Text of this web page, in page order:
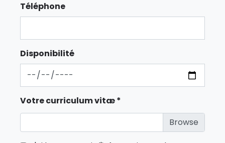
Téléphone
Disponibilité
Votre curriculum vitæ *